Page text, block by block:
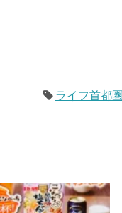
ライフ首都圏